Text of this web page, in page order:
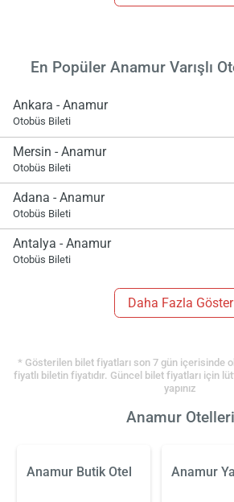
En Popüler Anamur Varışlı
Ankara - Anamur
Otobüs Bileti
Mersin - Anamur
Otobüs Bileti
Adana - Anamur
Otobüs Bileti
Antalya - Anamur
Otobüs Bileti
Daha Fazla Göster
* Gösterilen bilet fiyatları son 7 gün içerisinde
fiyatlı biletin fiyatıdır. Güncel bilet fiyatları için
yapınız
Anamur Otelleri
Anamur Butik Otel Anamur